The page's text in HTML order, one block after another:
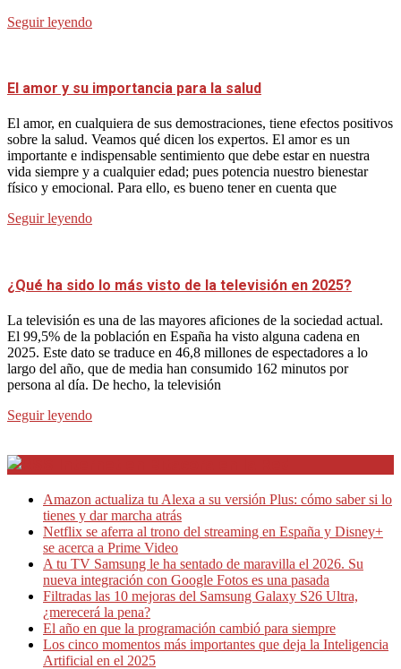
Seguir leyendo
El amor y su importancia para la salud
El amor, en cualquiera de sus demostraciones, tiene efectos positivos
sobre la salud. Veamos qué dicen los expertos. El amor es un
importante e indispensable sentimiento que debe estar en nuestra
vida siempre y a cualquier edad; pues potencia nuestro bienestar
físico y emocional. Para ello, es bueno tener en cuenta que
Seguir leyendo
¿Qué ha sido lo más visto de la televisión en 2025?
La televisión es una de las mayores aficiones de la sociedad actual.
El 99,5% de la población en España ha visto alguna cadena en
2025. Este dato se traduce en 46,8 millones de espectadores a lo
largo del año, que de media han consumido 162 minutos por
persona al día. De hecho, la televisión
Seguir leyendo
Amazon actualiza tu Alexa a su versión Plus: cómo saber si lo
tienes y dar marcha atrás
Netflix se aferra al trono del streaming en España y Disney+
se acerca a Prime Video
A tu TV Samsung le ha sentado de maravilla el 2026. Su
nueva integración con Google Fotos es una pasada
Filtradas las 10 mejoras del Samsung Galaxy S26 Ultra,
¿merecerá la pena?
El año en que la programación cambió para siempre
Los cinco momentos más importantes que deja la Inteligencia
Artificial en el 2025